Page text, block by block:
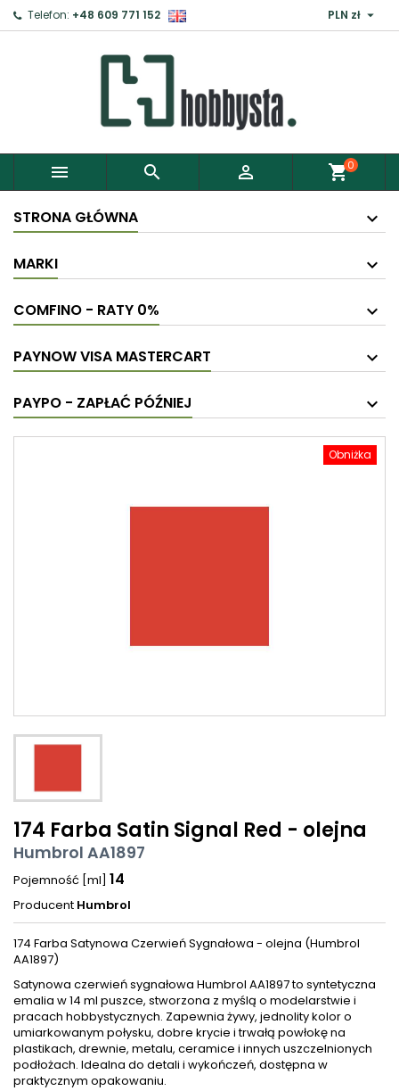
Telefon: +48 609 771 152 PLN zł 
   shopping_cart0
STRONA GŁÓWNA
MARKI
COMFINO - RATY 0%
PAYNOW VISA MASTERCART
PAYPO - ZAPŁAĆ PÓŹNIEJ
Obniżka
174 Farba Satin Signal Red - olejna
Humbrol AA1897
Pojemność [ml] 14
Producent Humbrol
174 Farba Satynowa Czerwień Sygnałowa - olejna (Humbrol
AA1897)
Satynowa czerwień sygnałowa Humbrol AA1897 to syntetyczna
emalia w 14 ml puszce, stworzona z myślą o modelarstwie i
pracach hobbystycznych. Zapewnia żywy, jednolity kolor o
umiarkowanym połysku, dobre krycie i trwałą powłokę na
plastikach, drewnie, metalu, ceramice i innych uszczelnionych
podłożach. Idealna do detali i wykończeń, dostępna w
praktycznym opakowaniu.